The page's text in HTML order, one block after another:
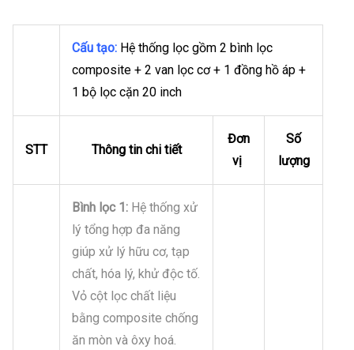
Cấu tạo: Hệ thống lọc gồm 2 bình lọc
composite + 2 van lọc cơ + 1 đồng hồ áp +
1 bộ lọc cặn 20 inch
STT Thông tin chi tiết
Đơn
vị
Số
lượng
Bình lọc 1: Hệ thống xử
lý tổng hợp đa năng
giúp xử lý hữu cơ, tạp
chất, hóa lý, khử độc tố.
Vỏ cột lọc chất liệu
bằng composite chống
ăn mòn và ôxy hoá.